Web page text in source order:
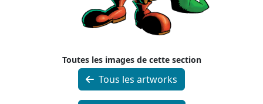
Toutes les images de cette section
Tous les artworks